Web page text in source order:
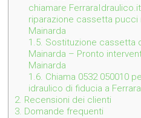
chiamare
riparazione cassetta pucci
Mainarda
1.5. Sostituzione cassetta
Mainarda – Pronto
Mainarda
1.6. Chiama 0532 050010
idraulico di fiducia a
2. Recensioni dei clienti
3. Domande frequenti